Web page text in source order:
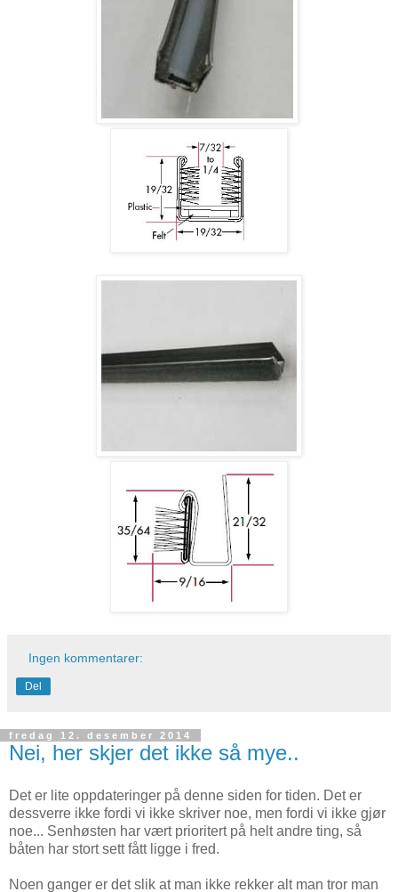
Ingen kommentarer:
Del
fredag 12. desember 2014
Nei, her skjer det ikke så mye..
Det er lite oppdateringer på denne siden for tiden. Det er
dessverre ikke fordi vi ikke skriver noe, men fordi vi ikke gjør
noe... Senhøsten har vært prioritert på helt andre ting, så
båten har stort sett fått ligge i fred.
Noen ganger er det slik at man ikke rekker alt man tror man